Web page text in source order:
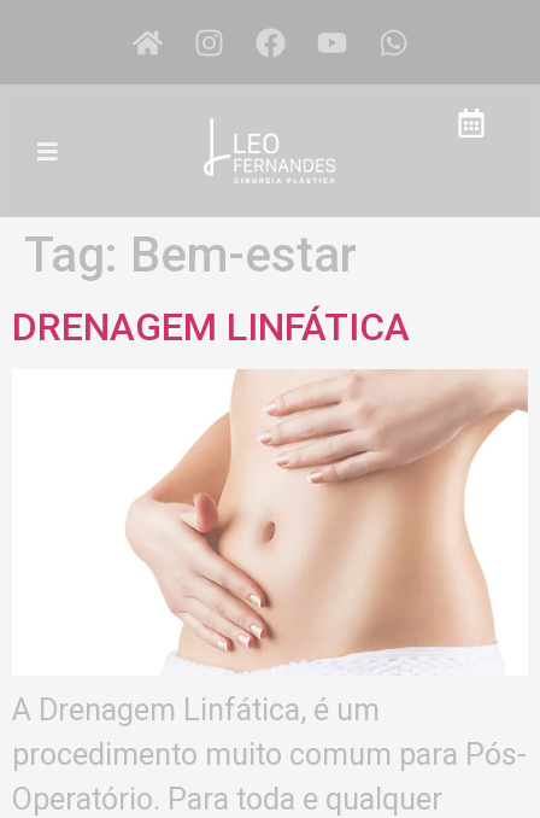
Tag: Bem-estar
DRENAGEM LINFÁTICA
A Drenagem Linfática, é um
procedimento muito comum para Pós-
Operatório. Para toda e qualquer